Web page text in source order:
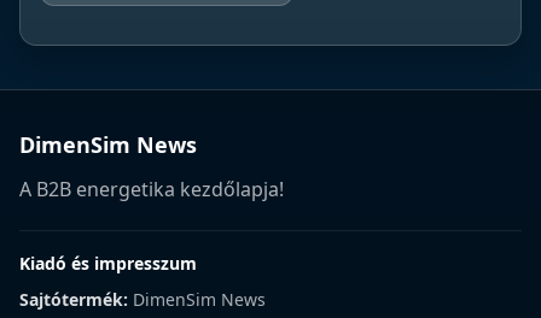
DimenSim News
A B2B energetika kezdőlapja!
Kiadó és impresszum
Sajtótermék: DimenSim News